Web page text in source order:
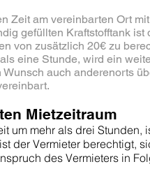
Zeit am vereinbarten Ort
gefüllten Kraftstofftank
von zusätzlich 20€ zu
eine Stunde, wird ein
auch anderenorts
Mietzeitraum
um mehr als drei Stunden,
der Vermieter berechtigt,
des Vermieters in